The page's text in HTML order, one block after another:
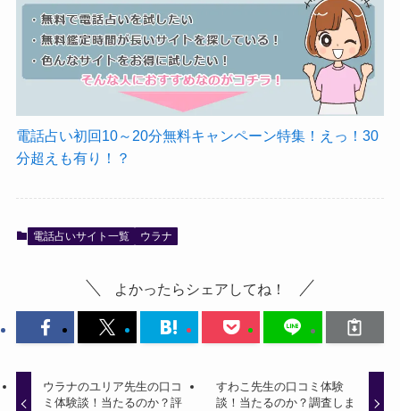
電話占い初回10～20分無料キャンペーン特集！えっ！30
分超えも有り！？
電話占いサイト一覧 ウラナ
よかったらシェアしてね！
ウラナのユリア先生の口コ
ミ体験談！当たるのか？評
すわこ先生の口コミ体験
談！当たるのか？調査しま